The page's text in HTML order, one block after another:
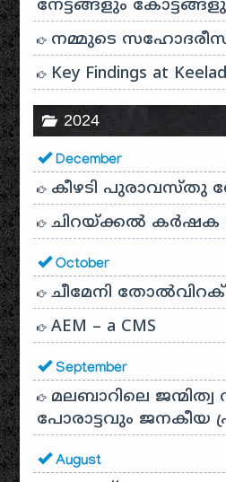
നേട്ടങ്ങളും
നമ്മുടെ
Key Findings at
2024
December
കീഴടി പുരാവസ്തു
ചിറയ്ക്കൽ കർഷക
October
ചീമേനി
AEM – a CMS
September
മലബാറിലെ ജന്മിത്വ
പോരാട്ടവും ജനകീയ
August